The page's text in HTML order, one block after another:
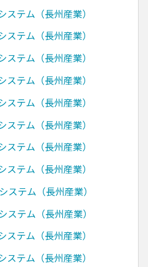
ステム（長州産業）
ステム（長州産業）
ステム（長州産業）
ステム（長州産業）
ステム（長州産業）
ステム（長州産業）
ステム（長州産業）
ステム（長州産業）
ステム（長州産業）
ステム（長州産業）
ステム（長州産業）
ステム（長州産業）